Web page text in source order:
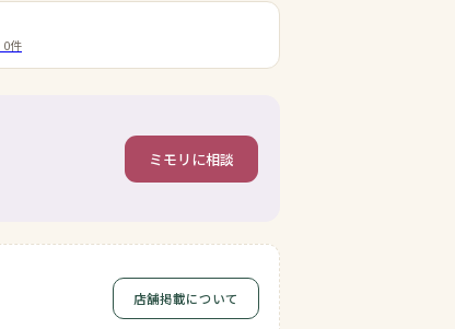
0件
ミモリに相談
店舗掲載について